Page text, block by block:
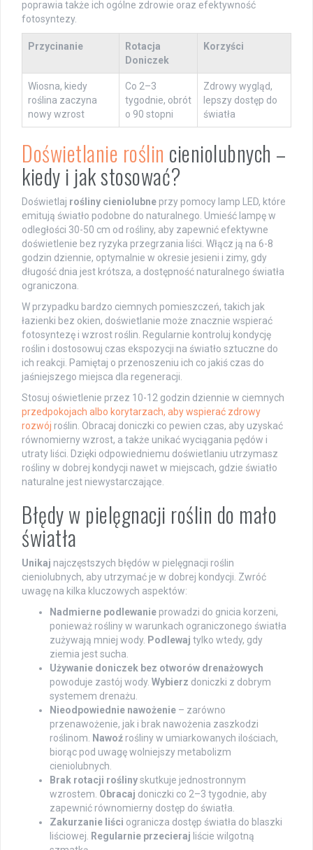
poprawia także ich ogólne zdrowie oraz efektywność
fotosyntezy.
Przycinanie
Rotacja
Doniczek
Korzyści
Wiosna, kiedy
roślina zaczyna
nowy wzrost
Co 2–3
tygodnie, obrót
o 90 stopni
Zdrowy wygląd,
lepszy dostęp do
światła
Doświetlanie roślin cieniolubnych –
kiedy i jak stosować?
Doświetlaj rośliny cieniolubne przy pomocy lamp LED, które
emitują światło podobne do naturalnego. Umieść lampę w
odległości 30-50 cm od rośliny, aby zapewnić efektywne
doświetlenie bez ryzyka przegrzania liści. Włącz ją na 6-8
godzin dziennie, optymalnie w okresie jesieni i zimy, gdy
długość dnia jest krótsza, a dostępność naturalnego światła
ograniczona.
W przypadku bardzo ciemnych pomieszczeń, takich jak
łazienki bez okien, doświetlanie może znacznie wspierać
fotosyntezę i wzrost roślin. Regularnie kontroluj kondycję
roślin i dostosowuj czas ekspozycji na światło sztuczne do
ich reakcji. Pamiętaj o przenoszeniu ich co jakiś czas do
jaśniejszego miejsca dla regeneracji.
Stosuj oświetlenie przez 10-12 godzin dziennie w ciemnych
przedpokojach albo korytarzach, aby wspierać zdrowy
rozwój roślin. Obracaj doniczki co pewien czas, aby uzyskać
równomierny wzrost, a także unikać wyciągania pędów i
utraty liści. Dzięki odpowiedniemu doświetlaniu utrzymasz
rośliny w dobrej kondycji nawet w miejscach, gdzie światło
naturalne jest niewystarczające.
Błędy w pielęgnacji roślin do mało
światła
Unikaj najczęstszych błędów w pielęgnacji roślin
cieniolubnych, aby utrzymać je w dobrej kondycji. Zwróć
uwagę na kilka kluczowych aspektów:
Nadmierne podlewanie prowadzi do gnicia korzeni,
ponieważ rośliny w warunkach ograniczonego światła
zużywają mniej wody. Podlewaj tylko wtedy, gdy
ziemia jest sucha.
Używanie doniczek bez otworów drenażowych
powoduje zastój wody. Wybierz doniczki z dobrym
systemem drenażu.
Nieodpowiednie nawożenie – zarówno
przenawożenie, jak i brak nawożenia zaszkodzi
roślinom. Nawoź rośliny w umiarkowanych ilościach,
biorąc pod uwagę wolniejszy metabolizm
cieniolubnych.
Brak rotacji roślinyskutkuje jednostronnym
wzrostem. Obracaj doniczki co 2–3 tygodnie, aby
zapewnić równomierny dostęp do światła.
Zakurzanie liści ogranicza dostęp światła do blaszki
liściowej. Regularnie przecieraj liście wilgotną